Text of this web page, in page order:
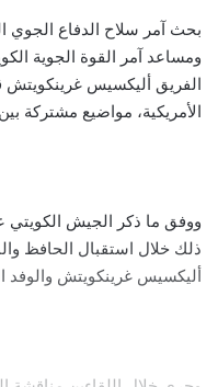
بحث آمر سلاح الدفاع الجوي
ومساعد آمر القوة الجوية
الفريق أليكسيس غرينكويتش
الأمريكية، مواضيع مشتركة
ووفق ما ذكر الجيش الكويتي
ذلك خلال استقبال الحافظ
أليكسيس غرينكويتش والوفد